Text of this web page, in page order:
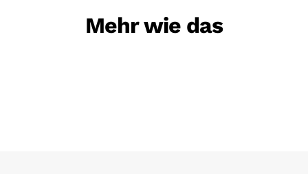
Mehr wie das